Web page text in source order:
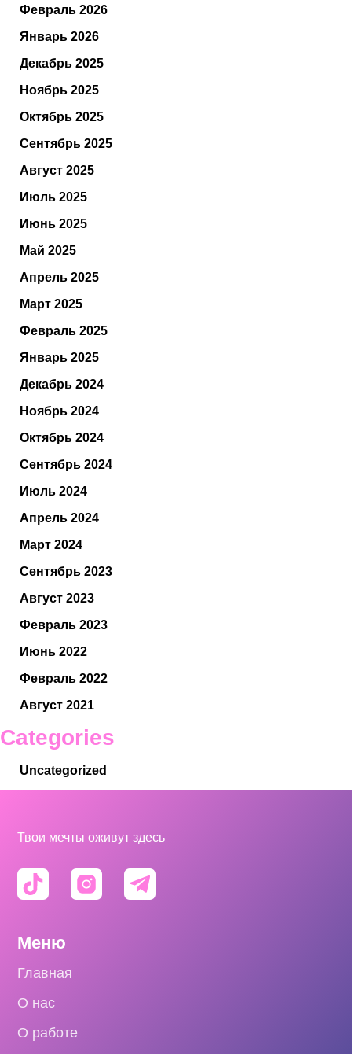
Февраль 2026
Январь 2026
Декабрь 2025
Ноябрь 2025
Октябрь 2025
Сентябрь 2025
Август 2025
Июль 2025
Июнь 2025
Май 2025
Апрель 2025
Март 2025
Февраль 2025
Январь 2025
Декабрь 2024
Ноябрь 2024
Октябрь 2024
Сентябрь 2024
Июль 2024
Апрель 2024
Март 2024
Сентябрь 2023
Август 2023
Февраль 2023
Июнь 2022
Февраль 2022
Август 2021
Categories
Uncategorized
Твои мечты оживут здесь
Меню
Главная
О нас
О работе